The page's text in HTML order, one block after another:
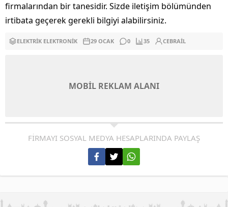
firmalarından bir tanesidir. Sizde iletişim bölümünden
irtibata geçerek gerekli bilgiyi alabilirsiniz.
ELEKTRIK ELEKTRONIK 29 OCAK 0 35 CEBRAIL
MOBİL REKLAM ALANI
FİRMAYI SOSYAL MEDYA HESAPLARINDA PAYLAŞ